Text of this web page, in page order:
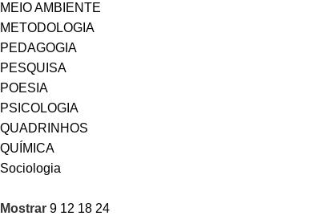
MEIO AMBIENTE
METODOLOGIA
PEDAGOGIA
PESQUISA
POESIA
PSICOLOGIA
QUADRINHOS
QUÍMICA
Sociologia
Mostrar 9 12 18 24